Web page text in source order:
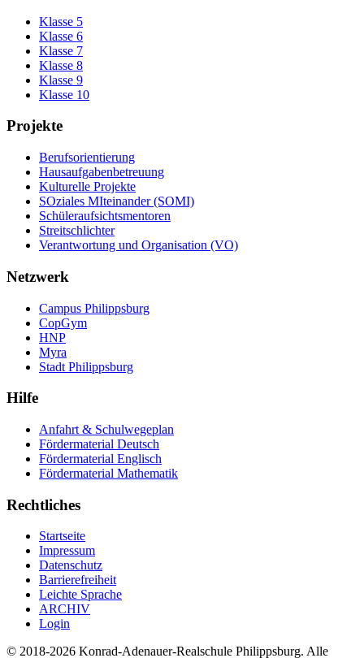
Klasse 5
Klasse 6
Klasse 7
Klasse 8
Klasse 9
Klasse 10
Projekte
Berufsorientierung
Hausaufgabenbetreuung
Kulturelle Projekte
SOziales MIteinander (SOMI)
Schüleraufsichtsmentoren
Streitschlichter
Verantwortung und Organisation (VO)
Netzwerk
Campus Philippsburg
CopGym
HNP
Myra
Stadt Philippsburg
Hilfe
Anfahrt & Schulwegeplan
Fördermaterial Deutsch
Fördermaterial Englisch
Fördermaterial Mathematik
Rechtliches
Startseite
Impressum
Datenschutz
Barrierefreiheit
Leichte Sprache
ARCHIV
Login
© 2018-2026 Konrad-Adenauer-Realschule Philippsburg. Alle